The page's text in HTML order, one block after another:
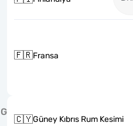
🇫🇷Fransa
G
🇨🇾Güney Kıbrıs Rum Kesimi